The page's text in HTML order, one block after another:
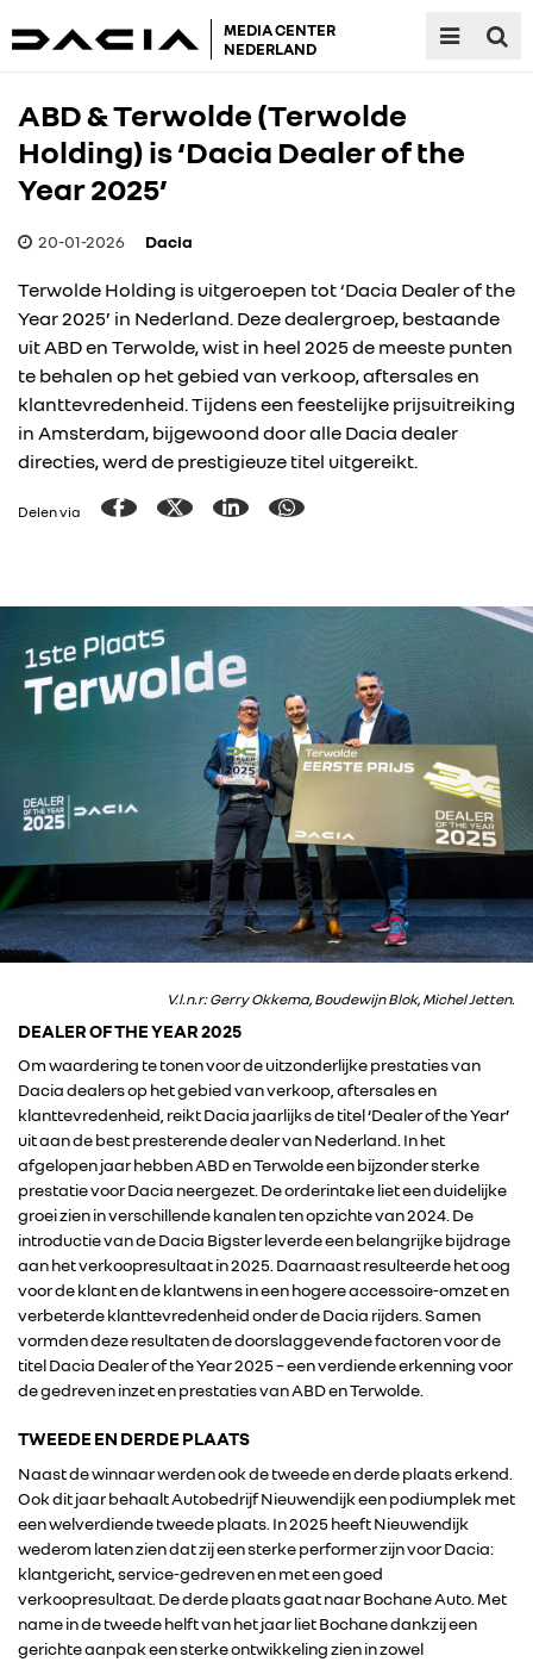
MEDIA CENTER
NEDERLAND
ABD & Terwolde (Terwolde
Holding) is ‘Dacia Dealer of the
Year 2025’
20-01-2026 Dacia
Terwolde Holding is uitgeroepen tot ‘Dacia Dealer of the
Year 2025’ in Nederland. Deze dealergroep, bestaande
uit ABD en Terwolde, wist in heel 2025 de meeste punten
te behalen op het gebied van verkoop, aftersales en
klanttevredenheid. Tijdens een feestelijke prijsuitreiking
in Amsterdam, bijgewoond door alle Dacia dealer
directies, werd de prestigieuze titel uitgereikt.
Delen via
V.l.n.r: Gerry Okkema, Boudewijn Blok, Michel Jetten.
DEALER OF THE YEAR 2025
Om waardering te tonen voor de uitzonderlijke prestaties van
Dacia dealers op het gebied van verkoop, aftersales en
klanttevredenheid, reikt Dacia jaarlijks de titel ‘Dealer of the Year’
uit aan de best presterende dealer van Nederland. In het
afgelopen jaar hebben ABD en Terwolde een bijzonder sterke
prestatie voor Dacia neergezet. De orderintake liet een duidelijke
groei zien in verschillende kanalen ten opzichte van 2024. De
introductie van de Dacia Bigster leverde een belangrijke bijdrage
aan het verkoopresultaat in 2025. Daarnaast resulteerde het oog
voor de klant en de klantwens in een hogere accessoire-omzet en
verbeterde klanttevredenheid onder de Dacia rijders. Samen
vormden deze resultaten de doorslaggevende factoren voor de
titel Dacia Dealer of the Year 2025 – een verdiende erkenning voor
de gedreven inzet en prestaties van ABD en Terwolde.
TWEEDE EN DERDE PLAATS
Naast de winnaar werden ook de tweede en derde plaats erkend.
Ook dit jaar behaalt Autobedrijf Nieuwendijk een podiumplek met
een welverdiende tweede plaats. In 2025 heeft Nieuwendijk
wederom laten zien dat zij een sterke performer zijn voor Dacia:
klantgericht, service-gedreven en met een goed
verkoopresultaat. De derde plaats gaat naar Bochane Auto. Met
name in de tweede helft van het jaar liet Bochane dankzij een
gerichte aanpak een sterke ontwikkeling zien in zowel